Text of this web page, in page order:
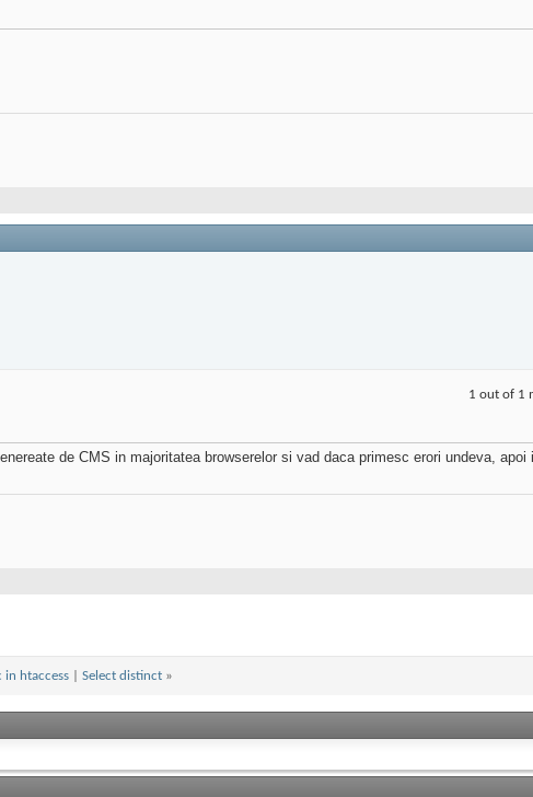
1 out of 1
de CMS in majoritatea browserelor si vad daca primesc erori undeva, apoi
htaccess| Select distinct »